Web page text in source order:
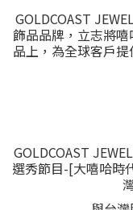
GOLDCOAST
飾品品牌，立志將
品上，為全球客戶
GOLDCOAST
選秀節目-[大嘻哈時